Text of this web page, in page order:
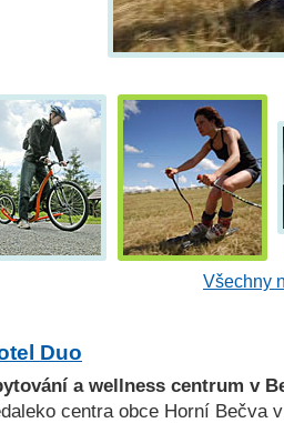
Všechny
Duo
a wellness centrum v
centra obce Horní Bečva